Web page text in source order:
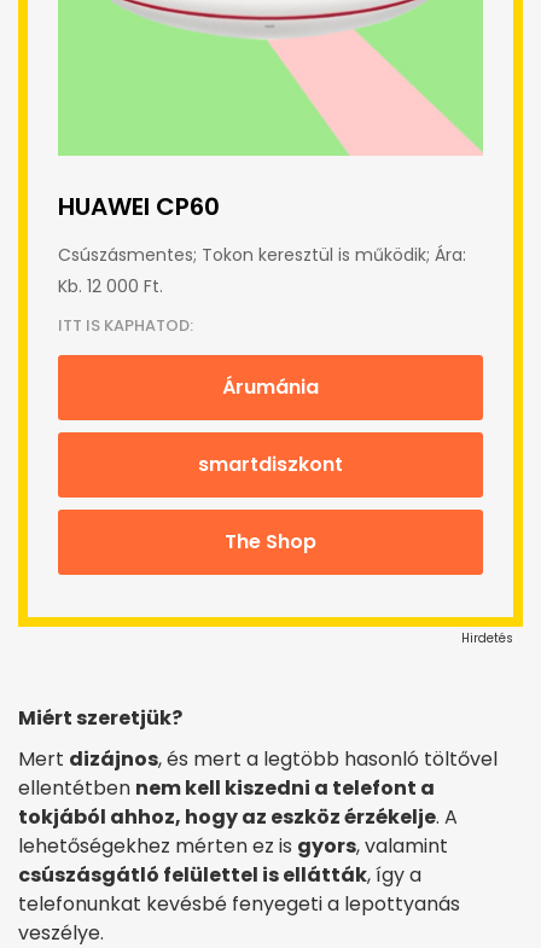
HUAWEI CP60
Csúszásmentes; Tokon keresztül is működik; Ára:
Kb. 12 000 Ft.
ITT IS KAPHATOD:
Árumánia
smartdiszkont
The Shop
Hirdetés
Miért szeretjük?
Mert dizájnos, és mert a legtöbb hasonló töltővel
ellentétben nem kell kiszedni a telefont a
tokjából ahhoz, hogy az eszköz érzékelje. A
lehetőségekhez mérten ez is gyors, valamint
csúszásgátló felülettel is ellátták, így a
telefonunkat kevésbé fenyegeti a lepottyanás
veszélye.